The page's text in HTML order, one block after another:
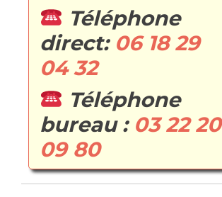
Téléphone
direct: 06 18 29
04 32
Téléphone
bureau : 03 22 20
09 80